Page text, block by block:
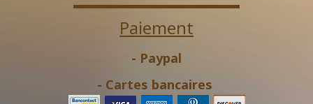
Paiement
- Paypal
- Cartes bancaires